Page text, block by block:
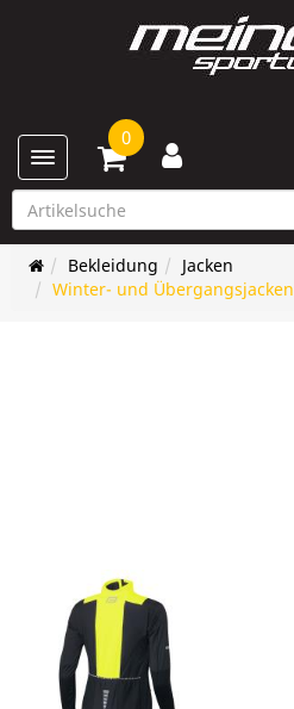
Toggle navigation
0
Bekleidung
Jacken
Winter- und Übergangsjacken